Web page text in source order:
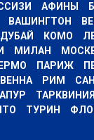
АФИНЫ
ВАШИНГТОН
ДУБАЙ КОМО
МИЛАН
ПАРИЖ
РИМ
ТАРКВИНИЯ
ТУРИН